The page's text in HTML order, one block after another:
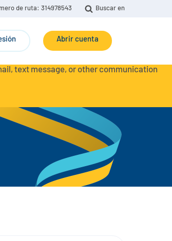
de ruta: 314978543 Buscar en
Abrir cuenta
text message, or other communication